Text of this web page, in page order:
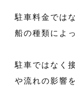
駐車料金では
船の種類によ
駐車ではなく
や流れの影響